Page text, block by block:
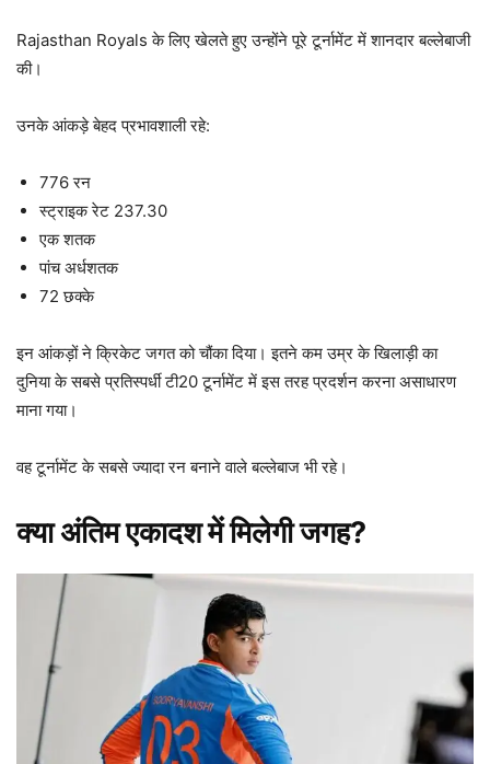
Rajasthan Royals के लिए खेलते हुए उन्होंने पूरे टूर्नामेंट में शानदार बल्लेबाजी
की।
उनके आंकड़े बेहद प्रभावशाली रहे:
776 रन
स्ट्राइक रेट 237.30
एक शतक
पांच अर्धशतक
72 छक्के
इन आंकड़ों ने क्रिकेट जगत को चौंका दिया। इतने कम उम्र के खिलाड़ी का
दुनिया के सबसे प्रतिस्पर्धी टी20 टूर्नामेंट में इस तरह प्रदर्शन करना असाधारण
माना गया।
वह टूर्नामेंट के सबसे ज्यादा रन बनाने वाले बल्लेबाज भी रहे।
क्या अंतिम एकादश में मिलेगी जगह?